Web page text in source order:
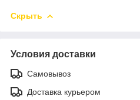
Скрыть
Условия доставки
Самовывоз
Доставка курьером